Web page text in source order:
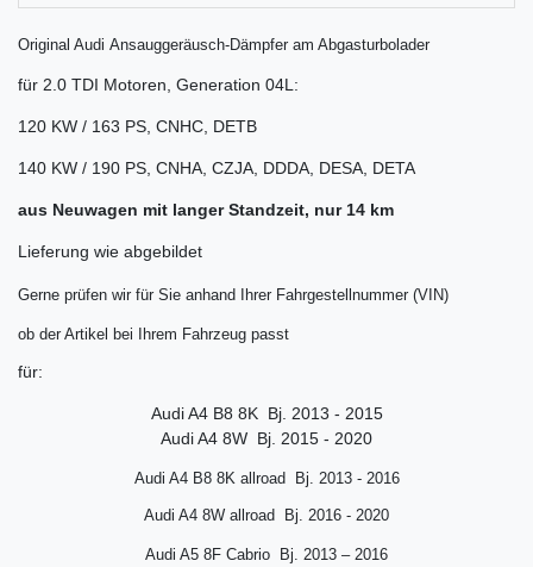
Original Audi Ansauggeräusch-Dämpfer am Abgasturbolader
für 2.0 TDI Motoren, Generation 04L:
120 KW / 163 PS, CNHC, DETB
140 KW / 190 PS, CNHA, CZJA, DDDA, DESA, DETA
aus Neuwagen mit langer Standzeit, nur 14 km
Lieferung wie abgebildet
Gerne prüfen wir für Sie anhand Ihrer Fahrgestellnummer (VIN)
ob der Artikel bei Ihrem Fahrzeug passt
für:
Audi A4 B8 8K Bj. 2013 - 2015
Audi A4 8W Bj. 2015 - 2020
Audi A4 B8 8K allroad Bj. 2013 - 2016
Audi A4 8W allroad Bj. 2016 - 2020
Audi A5 8F Cabrio Bj. 2013 – 2016